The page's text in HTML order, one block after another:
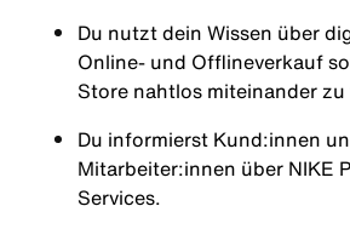
Du nutzt dein Wissen über
Online- und Offlineverkauf
Store nahtlos miteinander
Du informierst Kund:innen
Mitarbeiter:innen über NIKE
Services.